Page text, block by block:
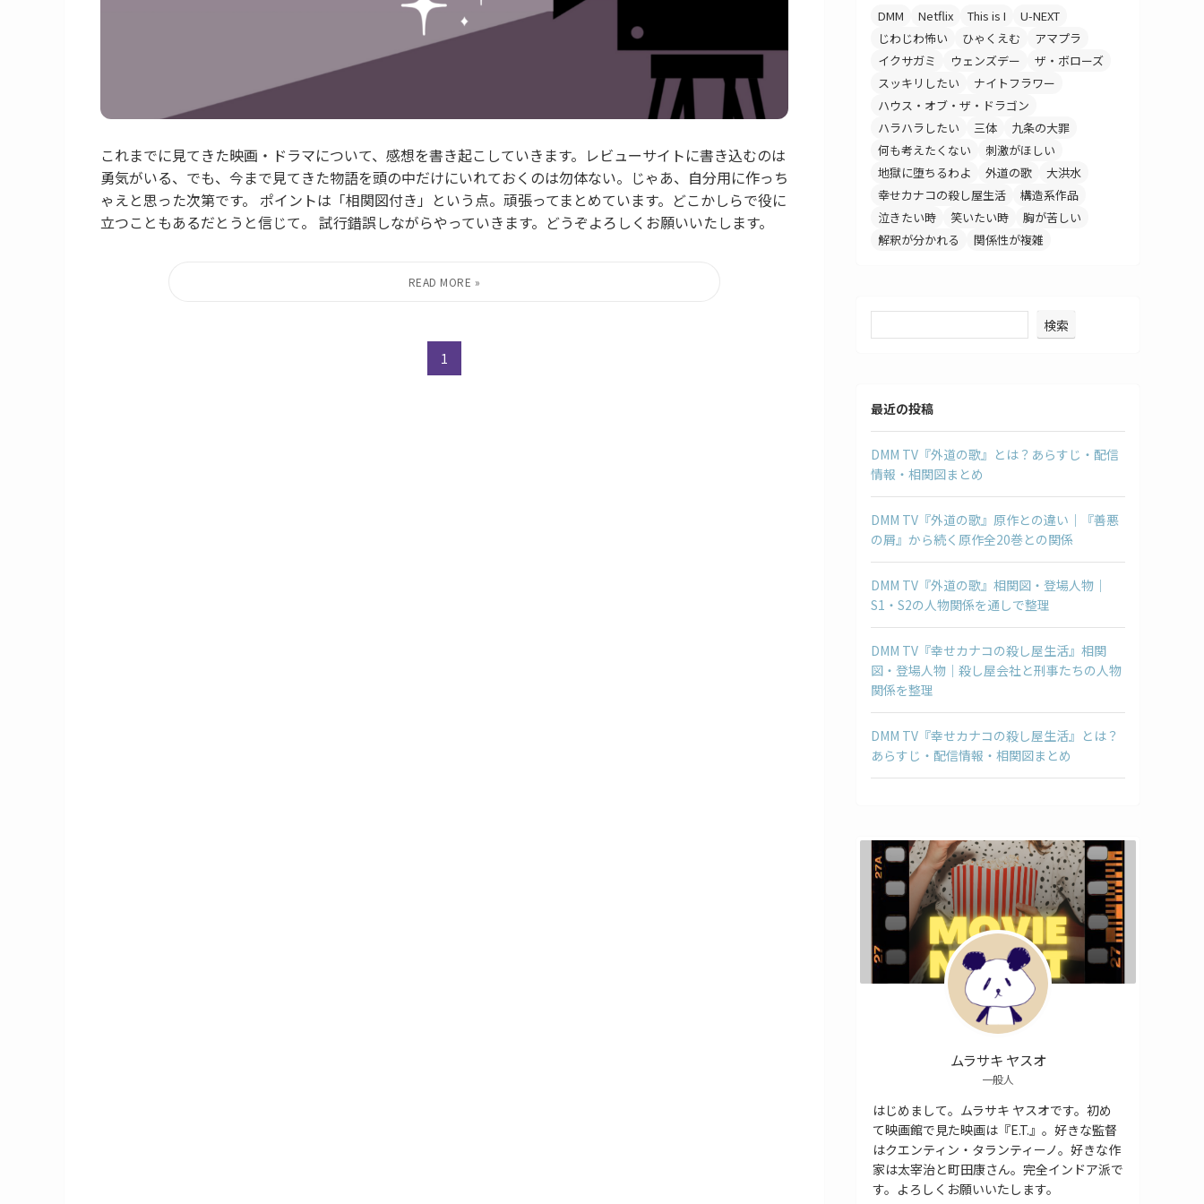
これまでに見てきた映画・ドラマについて、感想を書き起こしていきます。レビューサイトに書き込むのは
勇気がいる、でも、今まで見てきた物語を頭の中だけにいれておくのは勿体ない。じゃあ、自分用に作っち
ゃえと思った次第です。 ポイントは「相関図付き」という点。頑張ってまとめています。どこかしらで役に
立つこともあるだとうと信じて。 試行錯誤しながらやっていきます。どうぞよろしくお願いいたします。
1
DMM Netflix This is I
U-NEXT
じわじわ怖い
ひゃくえむ
アマプラ
イクサガミ
ウェンズデー
ザ・ボローズ
スッキリしたい
ナイトフラワー
ハウス・オブ・ザ・ドラゴン
ハラハラしたい
三体
九条の大罪
何も考えたくない
刺激がほしい
地獄に堕ちるわよ
外道の歌
大洪水
幸せカナコの殺し屋生活
構造系作品
泣きたい時
笑いたい時
胸が苦しい
解釈が分かれる
関係性が複雑
検索
最近の投稿
DMM TV『外道の歌』とは？あらすじ・配信
情報・相関図まとめ
DMM TV『外道の歌』原作との違い｜『善悪
の屑』から続く原作全20巻との関係
DMM TV『外道の歌』相関図・登場人物｜
S1・S2の人物関係を通しで整理
DMM TV『幸せカナコの殺し屋生活』相関
図・登場人物｜殺し屋会社と刑事たちの人物
関係を整理
DMM TV『幸せカナコの殺し屋生活』とは？
あらすじ・配信情報・相関図まとめ
ムラサキ ヤスオ
一般人
はじめまして。ムラサキ ヤスオです。初め
て映画館で見た映画は『E.T.』。好きな監督
はクエンティン・タランティーノ。好きな作
家は太宰治と町田康さん。完全インドア派で
す。よろしくお願いいたします。